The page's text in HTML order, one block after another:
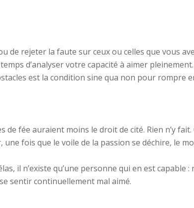
de rejeter la faute sur ceux ou celles que vous
d’analyser votre capacité à aimer
est la condition sine qua non pour rompre
de fée auraient moins le droit de cité. Rien n’y fait.
fois que le voile de la passion se déchire, le
il n’existe qu’une personne qui en est capable :
sentir continuellement mal aimé.